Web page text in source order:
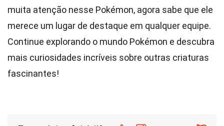
muita atenção nesse Pokémon, agora sabe que ele
merece um lugar de destaque em qualquer equipe.
Continue explorando o mundo Pokémon e descubra
mais curiosidades incríveis sobre outras criaturas
fascinantes!